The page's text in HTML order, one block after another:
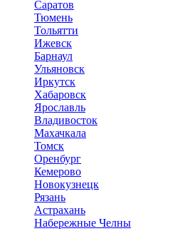
Саратов
Тюмень
Тольятти
Ижевск
Барнаул
Ульяновск
Иркутск
Хабаровск
Ярославль
Владивосток
Махачкала
Томск
Оренбург
Кемерово
Новокузнецк
Рязань
Астрахань
Набережные Челны